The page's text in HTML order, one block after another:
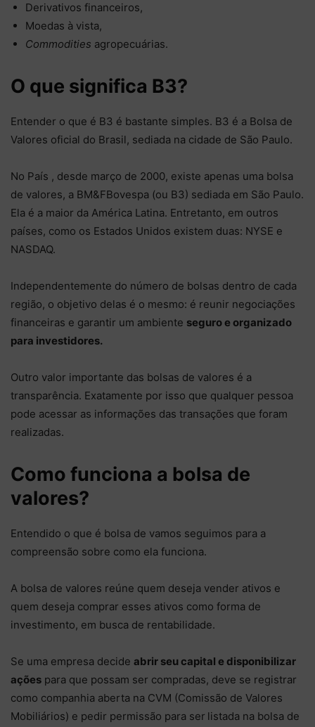
Derivativos financeiros,
Moedas à vista,
Commodities agropecuárias.
O que significa B3?
Entender o que é B3 é bastante simples. B3 é a Bolsa de
Valores oficial do Brasil, sediada na cidade de São Paulo.
No País , desde março de 2000, existe apenas uma bolsa
de valores, a BM&FBovespa (ou B3) sediada em São Paulo.
Ela é a maior da América Latina. Entretanto, em outros
países, como os Estados Unidos existem duas: NYSE e
NASDAQ.
Independentemente do número de bolsas dentro de cada
região, o objetivo delas é o mesmo: é reunir negociações
financeiras e garantir um ambiente seguro e organizado
para investidores.
Outro valor importante das bolsas de valores é a
transparência. Exatamente por isso que qualquer pessoa
pode acessar as informações das transações que foram
realizadas.
Como funciona a bolsa de
valores?
Entendido o que é bolsa de vamos seguimos para a
compreensão sobre como ela funciona.
A bolsa de valores reúne quem deseja vender ativos e
quem deseja comprar esses ativos como forma de
investimento, em busca de rentabilidade.
Se uma empresa decide abrir seu capital e disponibilizar
ações para que possam ser compradas, deve se registrar
como companhia aberta na CVM (Comissão de Valores
Mobiliários) e pedir permissão para ser listada na bolsa de